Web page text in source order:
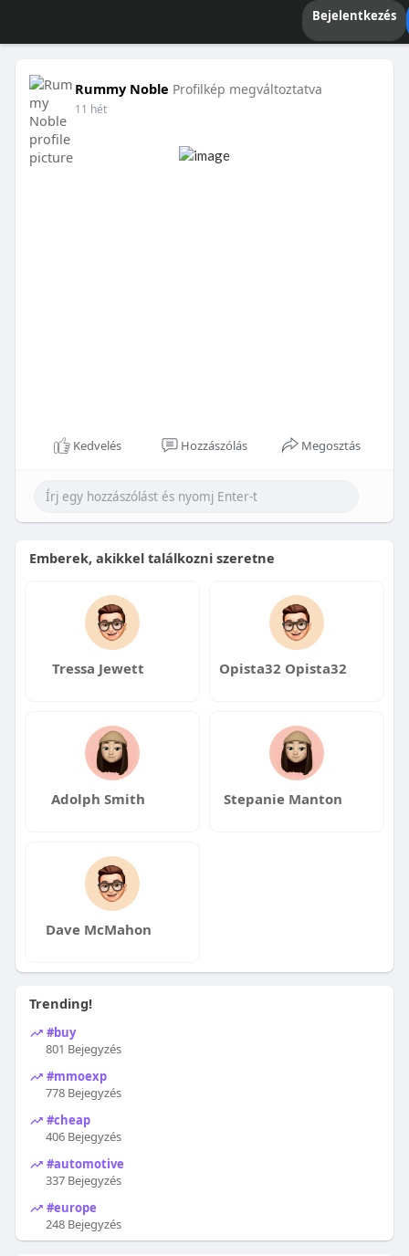
Bejelentkezés
Rummy Noble Profilkép megváltoztatva
11 hét
Kedvelés Hozzászólás Megosztás
Emberek, akikkel találkozni szeretne
Tressa Jewett Opista32 Opista32
Adolph Smith Stepanie Manton
Dave McMahon
Trending!
#buy
801 Bejegyzés
#mmoexp
778 Bejegyzés
#cheap
406 Bejegyzés
#automotive
337 Bejegyzés
#europe
248 Bejegyzés